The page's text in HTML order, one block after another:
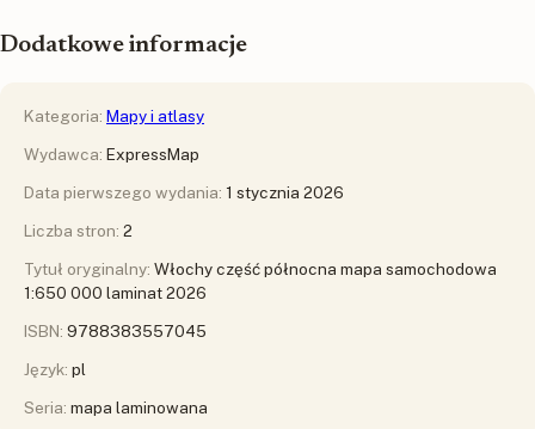
Dodatkowe informacje
Kategoria: Mapy i atlasy
Wydawca: ExpressMap
Data pierwszego wydania: 1 stycznia 2026
Liczba stron: 2
Tytuł oryginalny: Włochy część północna mapa samochodowa
1:650 000 laminat 2026
ISBN: 9788383557045
Język: pl
Seria: mapa laminowana